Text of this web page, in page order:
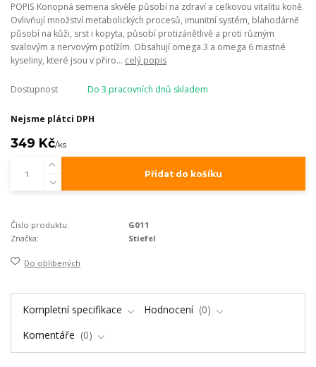
POPIS Konopná semena skvěle působí na zdraví a celkovou vitalitu koně.
Ovlivňují množství metabolických procesů, imunitní systém, blahodárně
působí na kůži, srst i kopyta, působí protizánětlivě a proti různým
svalovým a nervovým potížím. Obsahují omega 3 a omega 6 mastné
kyseliny, které jsou v přiro... celý popis
Dostupnost Do 3 pracovních dnů skladem
Nejsme plátci DPH
349 Kč/ks
Přidat do košíku
Číslo produktu:
G011
Značka:
Stiefel
Do oblíbených
Kompletní specifikace Hodnocení
0
Komentáře
0